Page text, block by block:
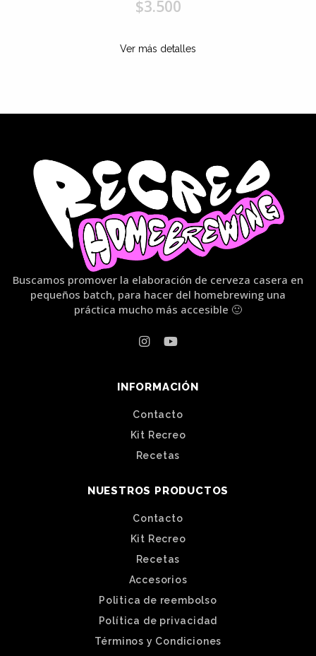
$3.500
Ver más detalles
Buscamos promover la elaboración de cerveza casera en
pequeños batch, para hacer del homebrewing una
práctica mucho más accesible 🙂
INFORMACIÓN
Contacto
Kit Recreo
Recetas
NUESTROS PRODUCTOS
Contacto
Kit Recreo
Recetas
Accesorios
Politica de reembolso
Política de privacidad
Términos y Condiciones